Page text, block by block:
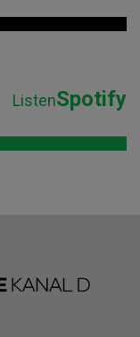
ListenSpotify